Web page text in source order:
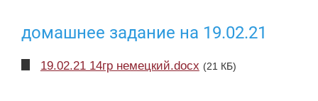
домашнее задание на 19.02.21
19.02.21 14гр немецкий.docx (21 КБ)